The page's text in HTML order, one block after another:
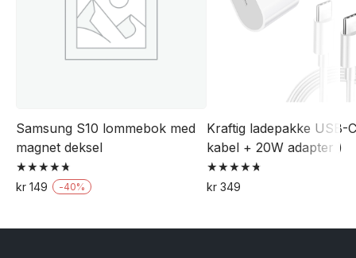
Samsung S10 lommebok med
magnet deksel
Vurdert
4.75
kr 149 -40%
produktet
Kraftig ladepakke USB-
kabel + 20W adapter )
Vurdert
4.79
kr349